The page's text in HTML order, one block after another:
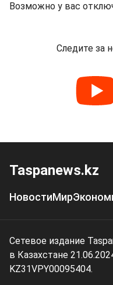
Возможно у вас
Следите за
Taspanews.kz
НовостиМир
Сетевое издание
в Казахстане
KZ31VPY00095404.